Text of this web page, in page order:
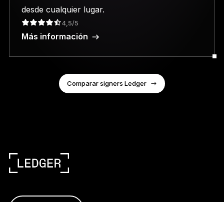
desde cualquier lugar.
4,5/5
Más información
Comparar signers Ledger